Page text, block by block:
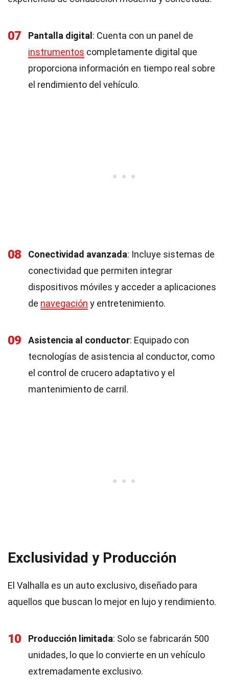
07 Pantalla digital : Cuenta con un panel de
instrumentos completamente digital que
proporciona información en tiempo real sobre
el rendimiento del vehículo.
08 Conectividad avanzada: Incluye sistemas de
conectividad que permiten integrar
dispositivos móviles y acceder a aplicaciones
de navegación y entretenimiento.
09 Asistencia al conductor: Equipado con
tecnologías de asistencia al conductor, como
el control de crucero adaptativo y el
mantenimiento de carril.
Exclusividad y Producción
El Valhalla es un auto exclusivo, diseñado para
aquellos que buscan lo mejor en lujo y rendimiento.
10 Producción limitada: Solo se fabricarán 500
unidades, lo que lo convierte en un vehículo
extremadamente exclusivo.